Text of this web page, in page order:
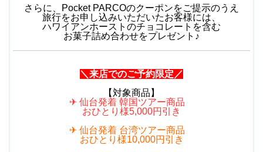
さらに、Pocket PARCOのクーポンをご提示のうえ
旅行をお申し込みいただいたお客様には、
ハワイアンホーストのチョコレートを含む
お菓子詰め合わせをプレゼント♪
＼来店でのご予約限定／
【対象商品】
✈ 仙台発着 韓国ツアー商品
おひとり様5,000円引き
✈ 仙台発着 台湾ツアー商品
おひとり様10,000円引き